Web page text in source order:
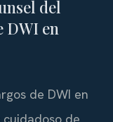
del
DWI en
de DWI en
de